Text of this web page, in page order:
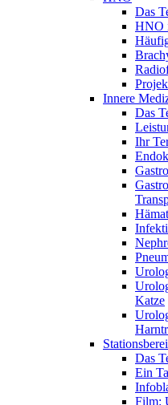
Das
HNO
Innere
Das
Ihr
Katze
Das
Ein
Film: